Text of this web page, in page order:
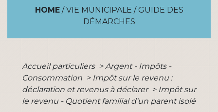
HOME/ VIE MUNICIPALE / GUIDE DES
DÉMARCHES
Accueil particuliers > Argent - Impôts -
Consommation > Impôt sur le revenu :
déclaration et revenus à déclarer > Impôt sur
le revenu - Quotient familial d'un parent isolé